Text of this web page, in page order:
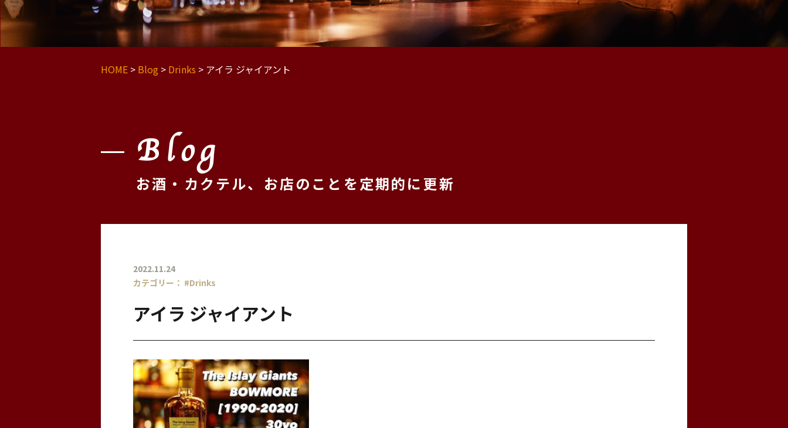
HOME > Blog > Drinks > アイラ ジャイアント
Blog
お酒・カクテル、お店のことを定期的に更新
2022.11.24
カテゴリー： #Drinks
アイラ ジャイアント